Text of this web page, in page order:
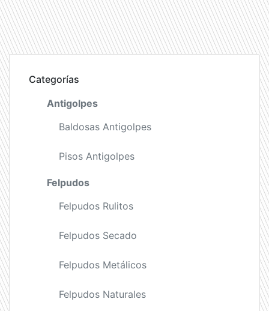
Categorías
Antigolpes
Baldosas Antigolpes
Pisos Antigolpes
Felpudos
Felpudos Rulitos
Felpudos Secado
Felpudos Metálicos
Felpudos Naturales